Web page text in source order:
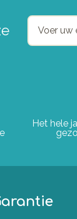
Het hele